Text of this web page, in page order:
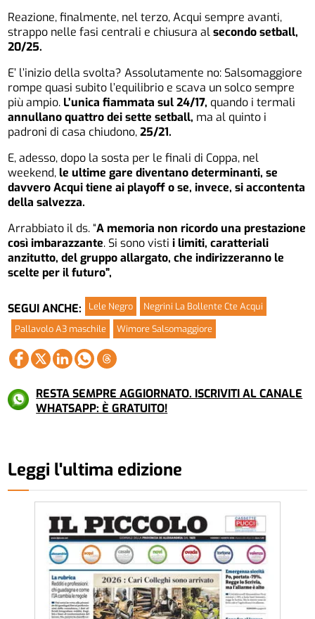
Reazione, finalmente, nel terzo, Acqui sempre avanti,
strappo nelle fasi centrali e chiusura alsecondo setball,
20/25.
E’ l’inizio della svolta? Assolutamente no: Salsomaggiore
rompe quasi subito l’equilibrio e scava un solco sempre
più ampio. L’unica fiammata sul 24/17, quando i termali
annullano quattro dei sette setball, ma al quinto i
padroni di casa chiudono,25/21.
E, adesso, dopo la sosta per le finali di Coppa, nel
weekend,le ultime gare diventano determinanti, se
davvero Acqui tiene ai playoff o se, invece, si accontenta
della salvezza.
Arrabbiato il ds. “A memoria non ricordo una prestazione
così imbarazzante. Si sono vistii limiti, caratteriali
anzitutto, del gruppo allargato, che indirizzeranno le
scelte per il futuro”,
SEGUI ANCHE: Lele Negro
Negrini La Bollente Cte Acqui
Pallavolo A3 maschile
Wimore Salsomaggiore
RESTA SEMPRE AGGIORNATO. ISCRIVITI AL CANALE
WHATSAPP: È GRATUITO!
Leggi l'ultima edizione